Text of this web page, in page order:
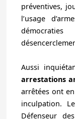
préventives,
l’usage
Aussi
arrestations
arrêtées ont
inculpation.
Défenseur